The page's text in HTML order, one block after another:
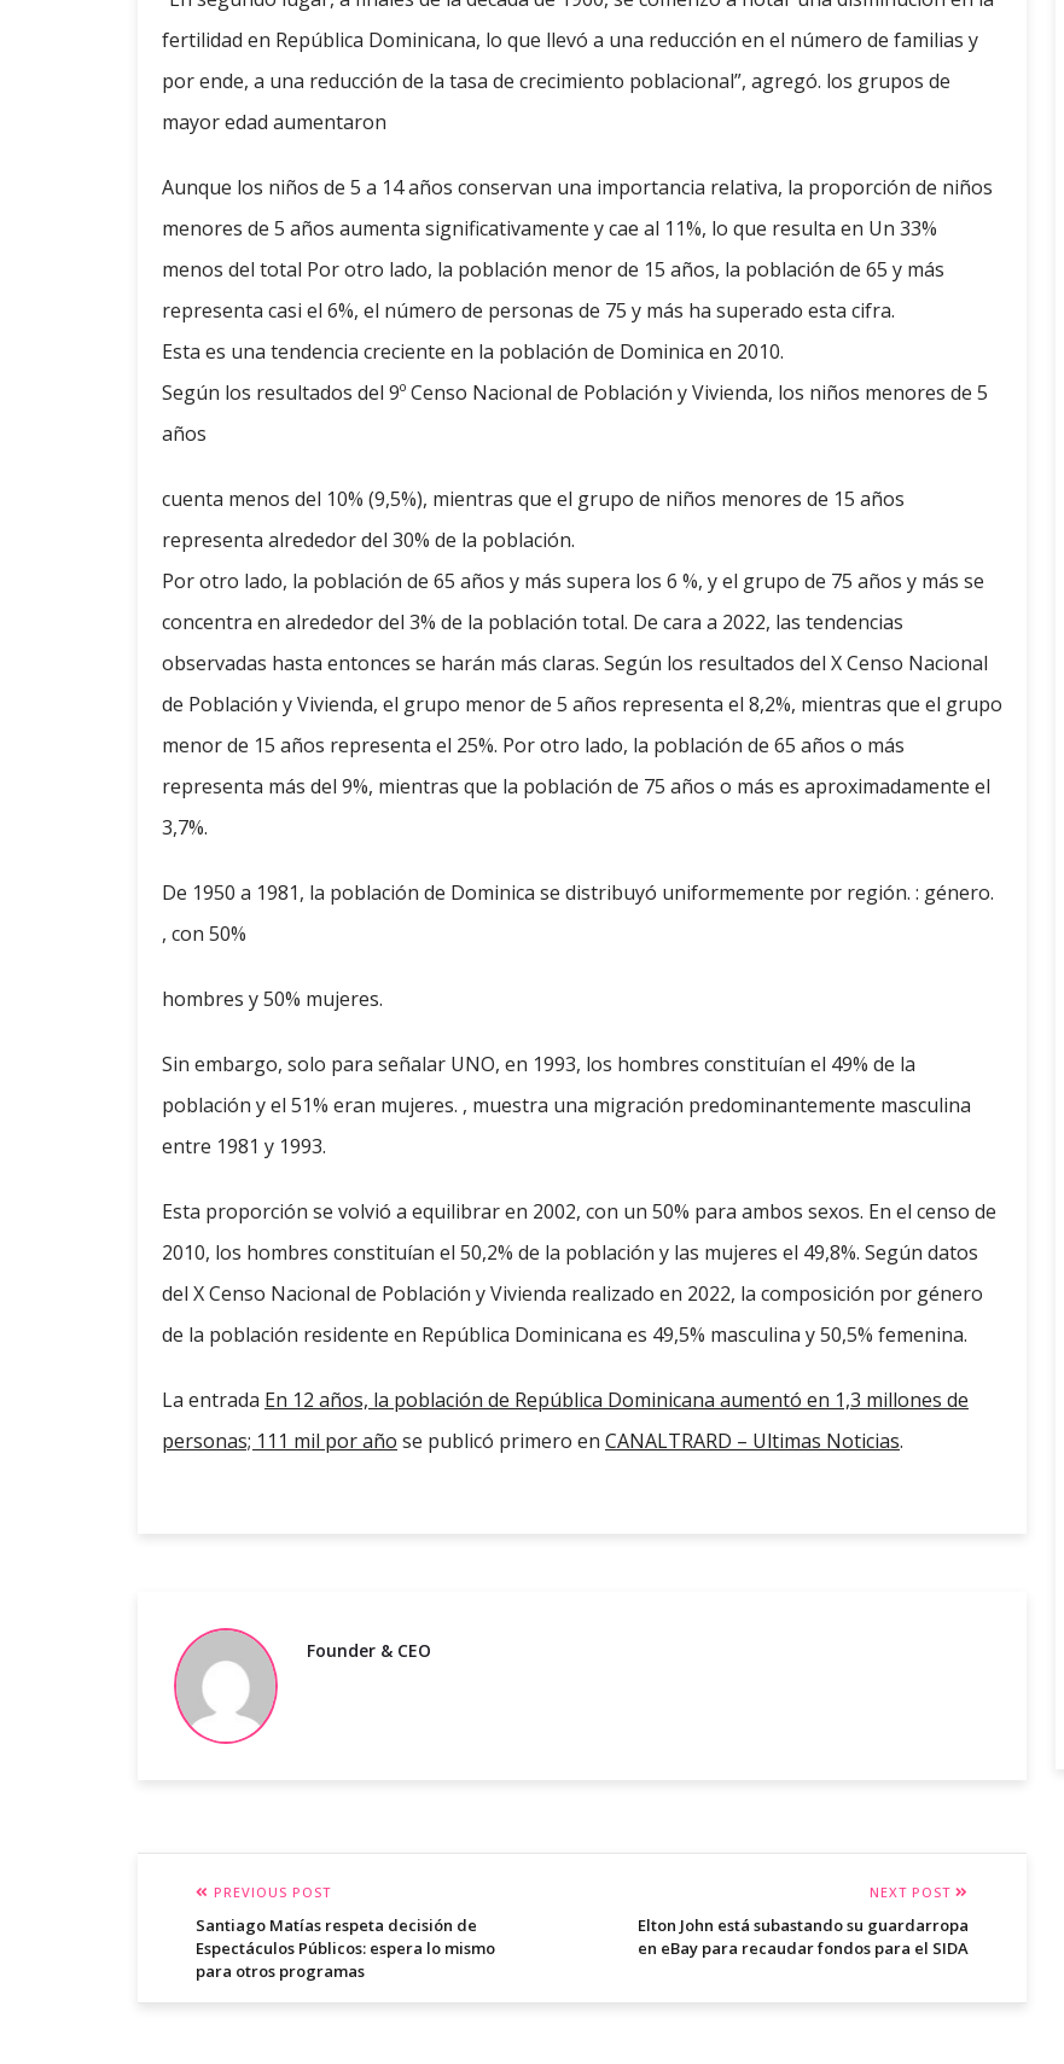
fertilidad en República Dominicana, lo que llevó a una reducción en el número de familias y
por ende, a una reducción de la tasa de crecimiento poblacional”, agregó. los grupos de
mayor edad aumentaron
Aunque los niños de 5 a 14 años conservan una importancia relativa, la proporción de niños
menores de 5 años aumenta significativamente y cae al 11%, lo que resulta en Un 33%
menos del total Por otro lado, la población menor de 15 años, la población de 65 y más
representa casi el 6%, el número de personas de 75 y más ha superado esta cifra.
Esta es una tendencia creciente en la población de Dominica en 2010.
Según los resultados del 9º Censo Nacional de Población y Vivienda, los niños menores de 5
años
cuenta menos del 10% (9,5%), mientras que el grupo de niños menores de 15 años
representa alrededor del 30% de la población.
Por otro lado, la población de 65 años y más supera los 6 %, y el grupo de 75 años y más se
concentra en alrededor del 3% de la población total. De cara a 2022, las tendencias
observadas hasta entonces se harán más claras. Según los resultados del X Censo Nacional
de Población y Vivienda, el grupo menor de 5 años representa el 8,2%, mientras que el grupo
menor de 15 años representa el 25%. Por otro lado, la población de 65 años o más
representa más del 9%, mientras que la población de 75 años o más es aproximadamente el
3,7%.
De 1950 a 1981, la población de Dominica se distribuyó uniformemente por región. : género.
, con 50%
hombres y 50% mujeres.
Sin embargo, solo para señalar UNO, en 1993, los hombres constituían el 49% de la
población y el 51% eran mujeres. , muestra una migración predominantemente masculina
entre 1981 y 1993.
Esta proporción se volvió a equilibrar en 2002, con un 50% para ambos sexos. En el censo de
2010, los hombres constituían el 50,2% de la población y las mujeres el 49,8%. Según datos
del X Censo Nacional de Población y Vivienda realizado en 2022, la composición por género
de la población residente en República Dominicana es 49,5% masculina y 50,5% femenina.
La entrada En 12 años, la población de República Dominicana aumentó en 1,3 millones de
personas; 111 mil por año se publicó primero en CANALTRARD – Ultimas Noticias.
Founder & CEO
PREVIOUS POST
Santiago Matías respeta decisión de
Espectáculos Públicos: espera lo mismo
para otros programas
NEXT POST
Elton John está subastando su guardarropa
en eBay para recaudar fondos para el SIDA